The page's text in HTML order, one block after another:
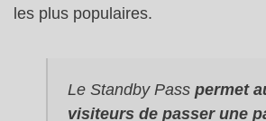
les plus populaires.
Le Standby Pass permet
visiteurs de passer une